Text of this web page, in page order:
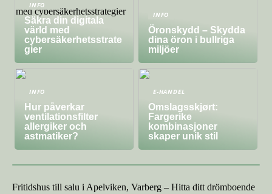
INFO
Säkra din digitala
värld med
cybersäkerhetsstrate
gier
INFO
Öronskydd – Skydda
dina öron i bullriga
miljöer
INFO
Hur påverkar
ventilationsfilter
allergiker och
astmatiker?
E-HANDEL
Omslagsskjørt:
Fargerike
kombinasjoner
skaper unik stil
Fritidshus till salu i Apelviken, Varberg – Hitta ditt drömboende